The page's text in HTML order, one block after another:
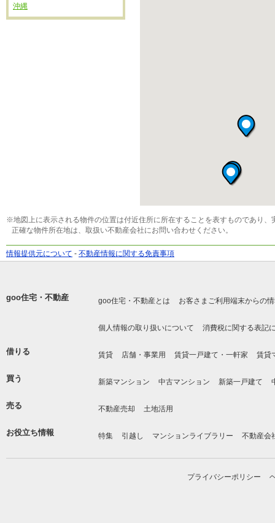
沖縄
※地図上に表示される物件の位置は付近住所に所在することを表すものであり
正確な物件所在地は、取扱い不動産会社にお問い合わせください。
情報提供元について - 不動産情報に関する免責事項
goo住宅・不動産 goo住宅・不動産とは お客さまご利用端末からの
個人情報の取り扱いについて 消費税に関する表記
借りる 賃貸 店舗・事業用 賃貸一戸建て・一軒家 賃貸
買う 新築マンション 中古マンション 新築一戸建て
売る 不動産売却 土地活用
お役立ち情報 特集 引越し マンションライブラリー 不動産会
プライバシーポリシー